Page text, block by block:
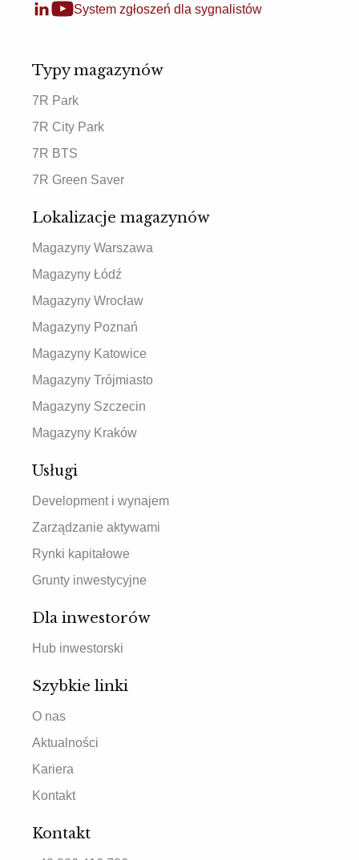
System zgłoszeń dla sygnalistów
Typy magazynów
7R Park
7R City Park
7R BTS
7R Green Saver
Lokalizacje magazynów
Magazyny Warszawa
Magazyny Łódź
Magazyny Wrocław
Magazyny Poznań
Magazyny Katowice
Magazyny Trójmiasto
Magazyny Szczecin
Magazyny Kraków
Usługi
Development i wynajem
Zarządzanie aktywami
Rynki kapitałowe
Grunty inwestycyjne
Dla inwestorów
Hub inwestorski
Szybkie linki
O nas
Aktualności
Kariera
Kontakt
Kontakt